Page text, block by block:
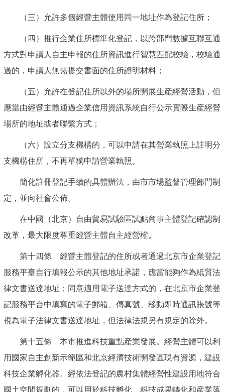
（三）允許多個經營主體使用同一地址作為登記住所；
（四）推行企業住所標準化登記，以跨部門數據互聯互通
方式對申請人自主申報的住所資訊進行智慧匹配校驗，校驗通
過的，申請人無需提交書面的住所證明材料；
（五）允許在登記住所以外的場所開展生産經營活動，但
應當由經營主體通過企業信用資訊系統自行公示實際生産經營
場所的地址或者聯繫方式；
（六）設立分支機構的，可以申請在其營業執照上註明分
支機構住所，不再單獨申請營業執照。
簡化註冊登記手續的具體辦法，由市市場監督管理部門制
定，並向社會公佈。
在中國（北京）自由貿易試驗區試點商事主體登記確認制
改革，最大限度尊重經營主體自主經營權。
第十四條 經營主體登記的住所或者通過北京市企業登記
服務平臺自行填報公示的其他地址承諾，應當能夠作為紙質法
律文書送達地址；同意適用電子送達方式的，在北京市企業登
記服務平台中填寫的電子郵箱、傳真號、移動即時通訊賬號等
視為電子法律文書送達地址，但法律法規另有規定的除外。
第十五條 本市推進科技重點産業發展。經營主體可以利
用國家自主創新示範區和北京經濟技術開發區現有資源，建設
科技企業孵化器。經依法登記的農村集體經營性建設用地符合
國土空間規劃的，可以用於科技孵化、科技成果轉化和産業落